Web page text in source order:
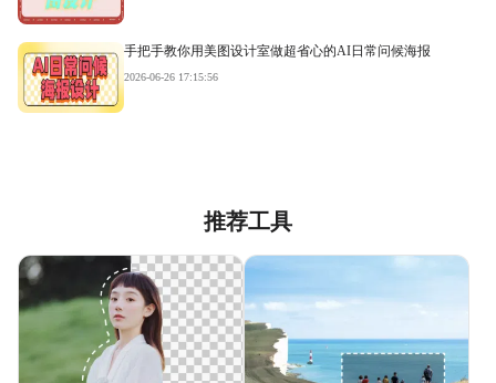
手把手教你用美图设计室做超省心的AI日常问候海报
2026-06-26 17:15:56
推荐工具